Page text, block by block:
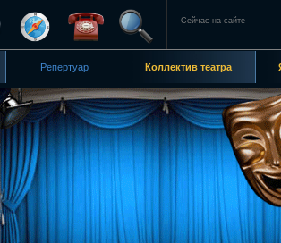
Сейчас на сайте
Репертуар Коллектив театра